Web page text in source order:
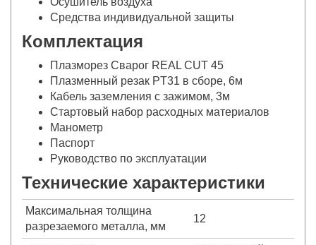
Средства индивидуальной защиты
Комплектация
Плазморез Сварог REAL CUT 45
Плазменный резак PT31 в сборе, 6м
Кабель заземления с зажимом, 3м
Стартовый набор расходных материалов
Манометр
Паспорт
Руководство по эксплуатации
Технические характеристики
Максимальная толщина
разрезаемого металла, мм
12